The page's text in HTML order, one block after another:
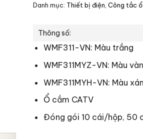
Danh mục: Thiết bị điện Công tắc
Thông số:
WMF311-VN: Màu trắng
WMF311MYZ-VN: Màu
WMF311MYH-VN: Màu
Ổ cắm CATV
Đóng gói 10 cái/hộp, 50